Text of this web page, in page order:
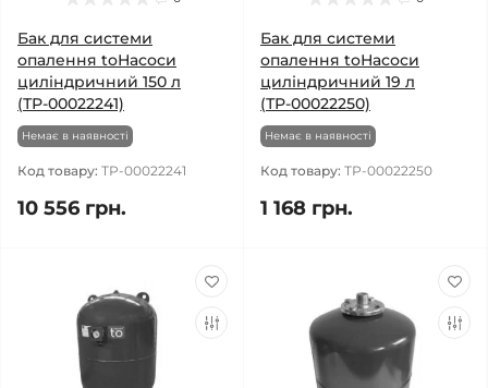
Бак для системи
опалення toНасоси
циліндричний 150 л
(ТР-00022241)
Немає в наявності
Код товару: ТР-00022241
10 556 грн.
Бак для системи
опалення toНасоси
циліндричний 19 л
(ТР-00022250)
Немає в наявності
Код товару: ТР-00022250
1 168 грн.